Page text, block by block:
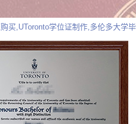
买,UToronto学位证制作,多伦多大学